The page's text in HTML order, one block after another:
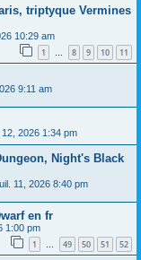
triptyque Vermines
10:29 am
1 … 8 9 10 11
9:11 am
12, 2026 1:34 pm
Night's Black
11, 2026 8:40 pm
en fr
1:00 pm
1 … 49 50 51 52